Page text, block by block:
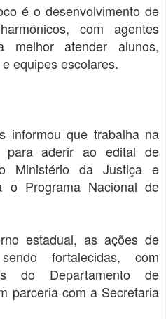
é o desenvolvimento de
com agentes
melhor atender alunos,
equipes escolares.
informou que trabalha na
para aderir ao edital de
Ministério da Justiça e
o Programa Nacional de
estadual, as ações de
fortalecidas, com
do Departamento de
parceria com a Secretaria